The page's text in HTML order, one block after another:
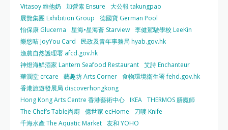
Vitasoy 維他奶
加營素 Ensure
大公報 takungpao
展覽集團 Exhibition Group
德國寶 German Pool
怡保康 Glucerna
星海•星海薈 Starview 李健駕駛學校 LeeKin
樂悠咭 JoyYou Card
民政及青年事務局 hyab.gov.hk
漁農自然護理署 afcd.gov.hk
神燈海鮮酒家 Lantern Seafood Restaurant 艾詩 Enchanteur
華潤堂 crcare
藝趣坊 Arts Corner 食物環境衛生署 fehd.gov.hk
香港旅遊發展局 discoverhongkong
Hong Kong Arts Centre 香港藝術中心 IKEA THERMOS 膳魔師
The Chef’s Table尚廚 億世家 ecHome
刀嘜 Knife
千海水產 The Aquatic Market 友和 YOHO